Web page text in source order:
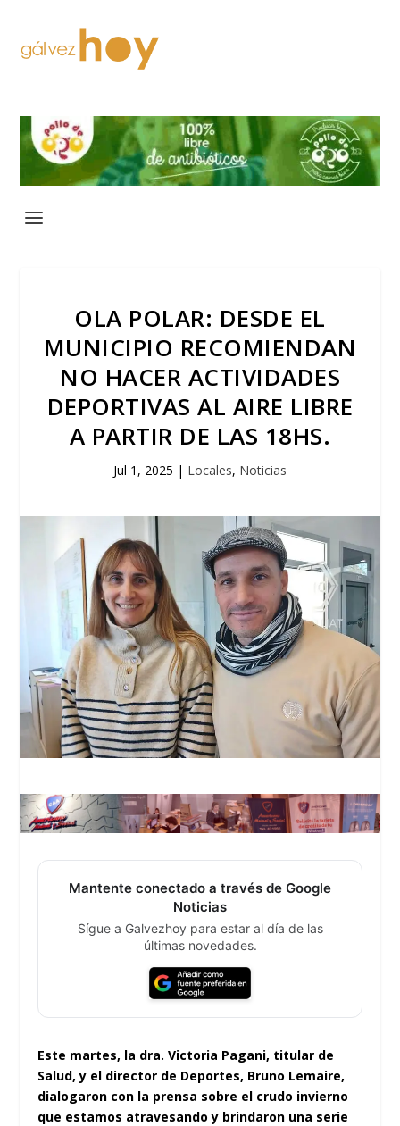
OLA POLAR: DESDE EL
MUNICIPIO RECOMIENDAN
NO HACER ACTIVIDADES
DEPORTIVAS AL AIRE LIBRE
A PARTIR DE LAS 18HS.
Jul 1, 2025 | Locales, Noticias
Mantente conectado a través de Google
Noticias
Sígue a Galvezhoy para estar al día de las
últimas novedades.
Este martes, la dra. Victoria Pagani, titular de
Salud, y el director de Deportes, Bruno Lemaire,
dialogaron con la prensa sobre el crudo invierno
que estamos atravesando y brindaron una serie